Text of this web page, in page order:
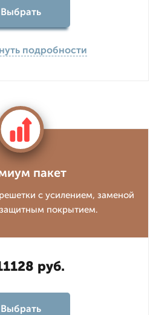
Выбрать
подробности
пакет
с усилением, заменой
покрытием.
руб.
Выбрать